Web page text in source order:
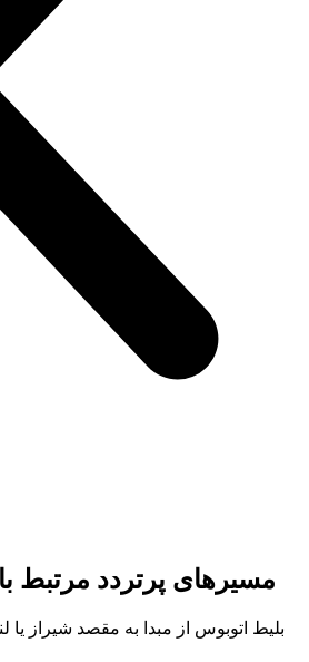
مسیرهای پرتردد مرتبط
بلیط اتوبوس از مبدا به مقصد شیراز یا